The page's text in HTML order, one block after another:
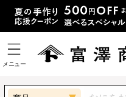
メニュー